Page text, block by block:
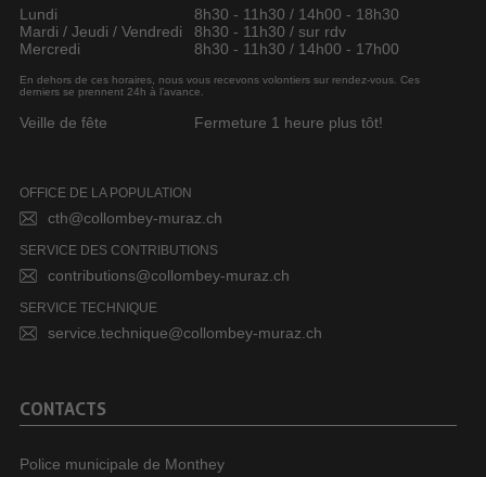
Lundi
8h30 - 11h30 / 14h00 - 18h30
Mardi / Jeudi / Vendredi
8h30 - 11h30 / sur rdv
Mercredi
8h30 - 11h30 / 14h00 - 17h00
En dehors de ces horaires, nous vous recevons volontiers sur rendez-vous. Ces
derniers se prennent 24h à l’avance.
Veille de fête Fermeture 1 heure plus tôt!
OFFICE DE LA POPULATION
cth@collombey-muraz.ch
SERVICE DES CONTRIBUTIONS
contributions@collombey-muraz.ch
SERVICE TECHNIQUE
service.technique@collombey-muraz.ch
CONTACTS
Police municipale de Monthey